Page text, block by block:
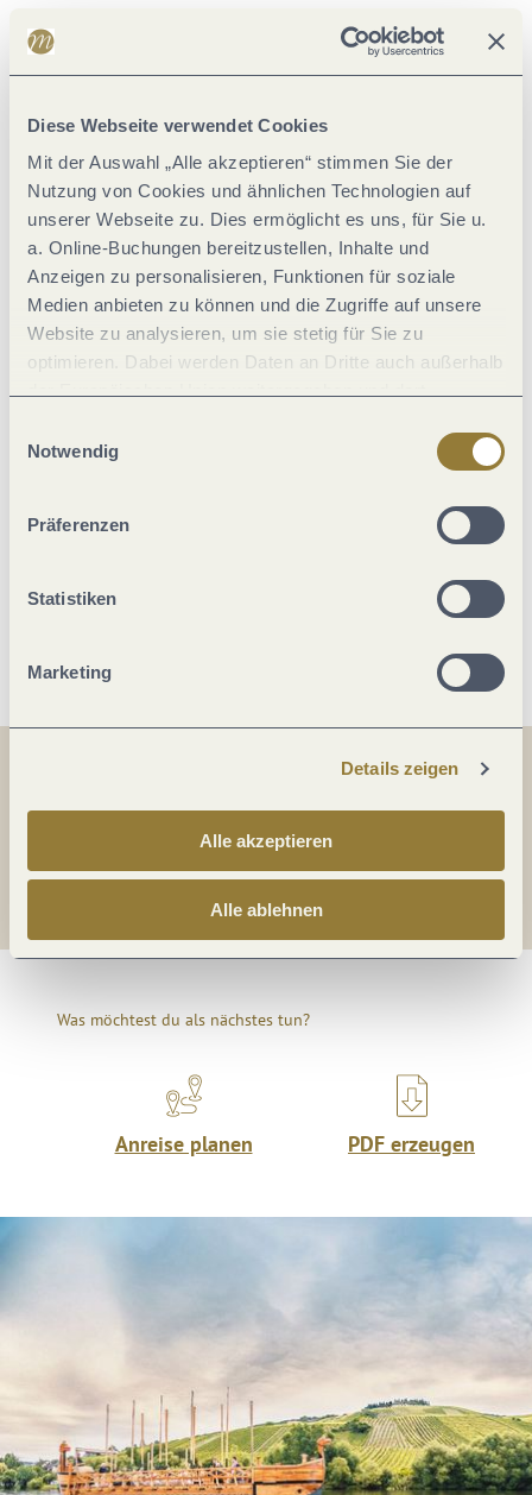
Diese Webseite verwendet Cookies
Mit der Auswahl „Alle akzeptieren“ stimmen Sie der
Nutzung von Cookies und ähnlichen Technologien auf
unserer Webseite zu. Dies ermöglicht es uns, für Sie u.
a. Online-Buchungen bereitzustellen, Inhalte und
Anzeigen zu personalisieren, Funktionen für soziale
Medien anbieten zu können und die Zugriffe auf unsere
Website zu analysieren, um sie stetig für Sie zu
optimieren. Dabei werden Daten an Dritte auch außerhalb
jederzeit widerrufen werden. Mit der Auswahl "Alle
ablehnen" kann es zu Beeinträchtigungen in der Nutzung
Notwendig
Präferenzen
Statistiken
Marketing
Details zeigen
Alle akzeptieren
Alle ablehnen
Eignung
Einrichtungen Betrieb
Verpflegung
Fremdsprachen
Was möchtest du als nächstes tun?
Anreise planen PDF erzeugen